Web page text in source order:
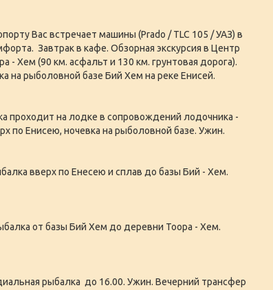
Вас встречает машины (Prado / TLC 105 / УАЗ) в
Завтрак в кафе. Обзорная экскурсия в Центр
- Хем (90 км. асфальт и 130 км. грунтовая дорога).
на рыболовной базе Бий Хем на реке Енисей.
проходит на лодке в сопровождений лодочника -
по Енисею, ночевка на рыболовной базе. Ужин.
вверх по Енесею и сплав до базы Бий - Хем.
от базы Бий Хем до деревни Тоора - Хем.
рыбалка до 16.00. Ужин. Вечерний трансфер